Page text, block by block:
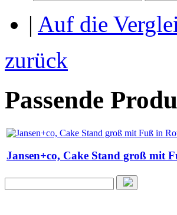
| Auf die
zurück
Passende
Jansen+co, Cake Stand groß mit